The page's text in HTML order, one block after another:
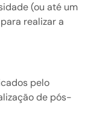
(ou até um
realizar a
pelo
de pós-